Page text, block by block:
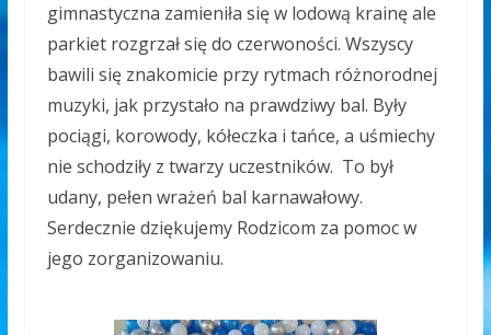
gimnastyczna zamieniła się w lodową krainę ale
parkiet rozgrzał się do czerwoności. Wszyscy
bawili się znakomicie przy rytmach różnorodnej
muzyki, jak przystało na prawdziwy bal. Były
pociągi, korowody, kółeczka i tańce, a uśmiechy
nie schodziły z twarzy uczestników. To był
udany, pełen wrażeń bal karnawałowy.
Serdecznie dziękujemy Rodzicom za pomoc w
jego zorganizowaniu.